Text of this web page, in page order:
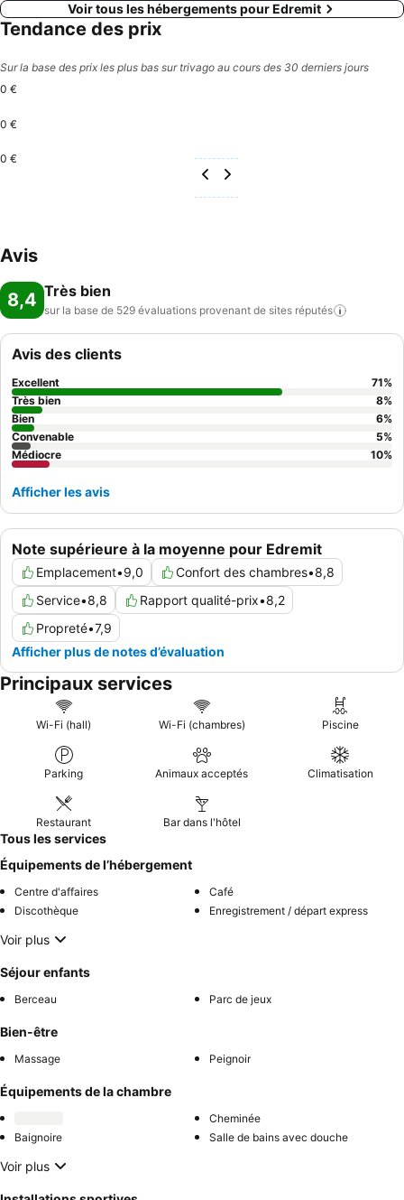
Voir tous les hébergements pour Edremit
Tendance des prix
Sur la base des prix les plus bas sur trivago au cours des 30 derniers jours
0 €
0 €
0 €
Avis
8,4 Très bien
sur la base de 529 évaluations provenant de sites réputés
Note supérieure à la moyenne pour Edremit
Emplacement•9,0 Confort des chambres•8,8
Service•8,8 Rapport qualité-prix•8,2
Propreté•7,9
Afficher plus de notes d’évaluation
Avis des clients
Excellent 71%
Très bien
8%
Bien
6%
Convenable
5%
Médiocre
10%
Afficher les avis
Principaux services
Wi-Fi (hall) Wi-Fi (chambres) Piscine
Parking Animaux acceptés Climatisation
Restaurant Bar dans l'hôtel
Tous les services
Équipements de l’hébergement
Centre d'affaires
Café
Discothèque
Enregistrement / départ express
Voir plus
Séjour enfants
Berceau Parc de jeux
Bien-être
Massage Peignoir
Équipements de la chambre
Cheminée
Baignoire
Salle de bains avec douche
Voir plus